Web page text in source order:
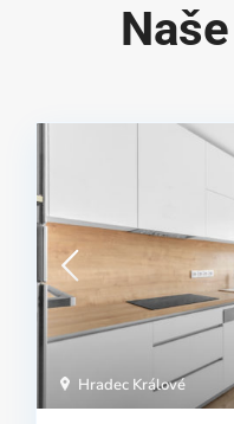
Hradec Králové